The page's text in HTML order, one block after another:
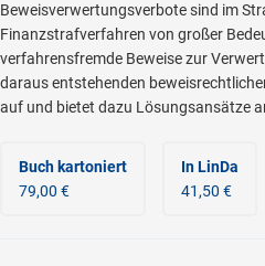
Beweisverwertungsverbote sind im
Finanzstrafverfahren von großer
verfahrensfremde Beweise zur
daraus entstehenden
auf und bietet dazu Lösungsansätze
Buch kartoniert
79,00 €
In LinDa
41,50 €